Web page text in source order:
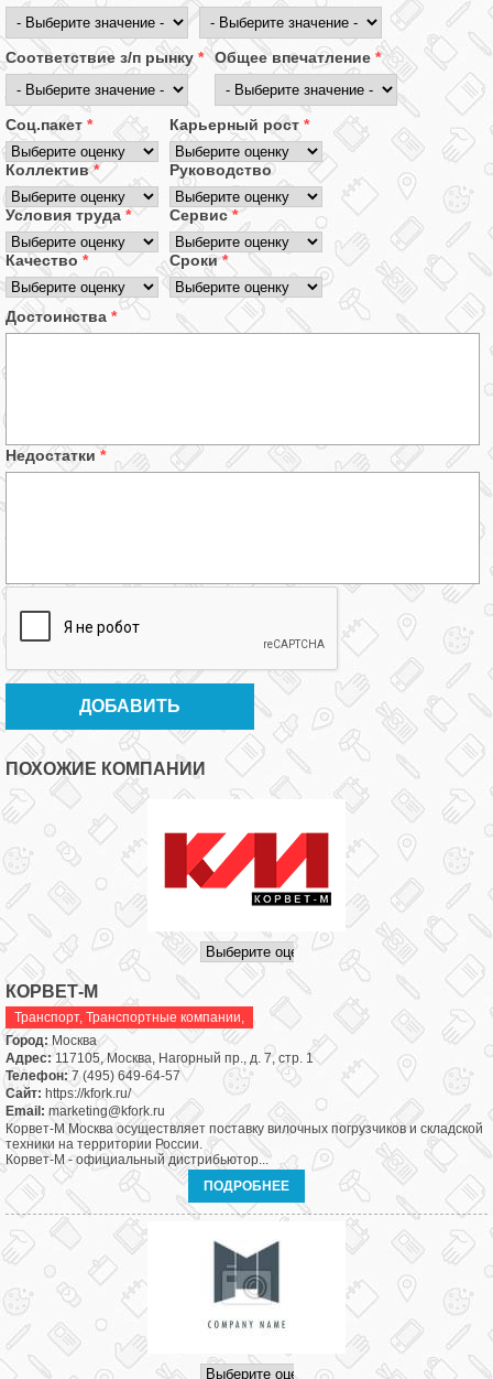
Соответствие з/п рынку * Общее впечатление *
Соц.пакет * Карьерный рост *
Коллектив* Руководство
Условия труда * Сервис *
Качество * Сроки*
Достоинства *
Недостатки *
ПОХОЖИЕ КОМПАНИИ
КОРВЕТ-М
Транспорт, Транспортные компании,
Город: Москва
Адрес: 117105, Москва, Нагорный пр., д. 7, стр. 1
Телефон:7 (495) 649-64-57
Сайт: https://kfork.ru/
Email: marketing@kfork.ru
Корвет-М Москва осуществляет поставку вилочных погрузчиков и складской
техники на территории России.
Корвет-М - официальный дистрибьютор...
ПОДРОБНЕЕ